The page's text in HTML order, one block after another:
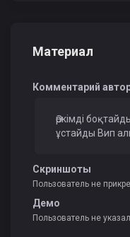
Материал
Комментарий
Әркімді
ұстайды Вип
Скриншоты
Пользователь не
Демо
Пользователь не